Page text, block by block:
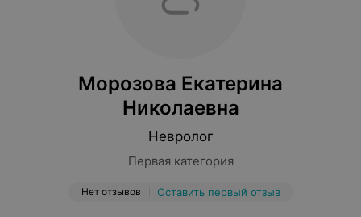
Морозова Екатерина
Николаевна
Невролог
Первая категория
Нет отзывов Оставить первый отзыв